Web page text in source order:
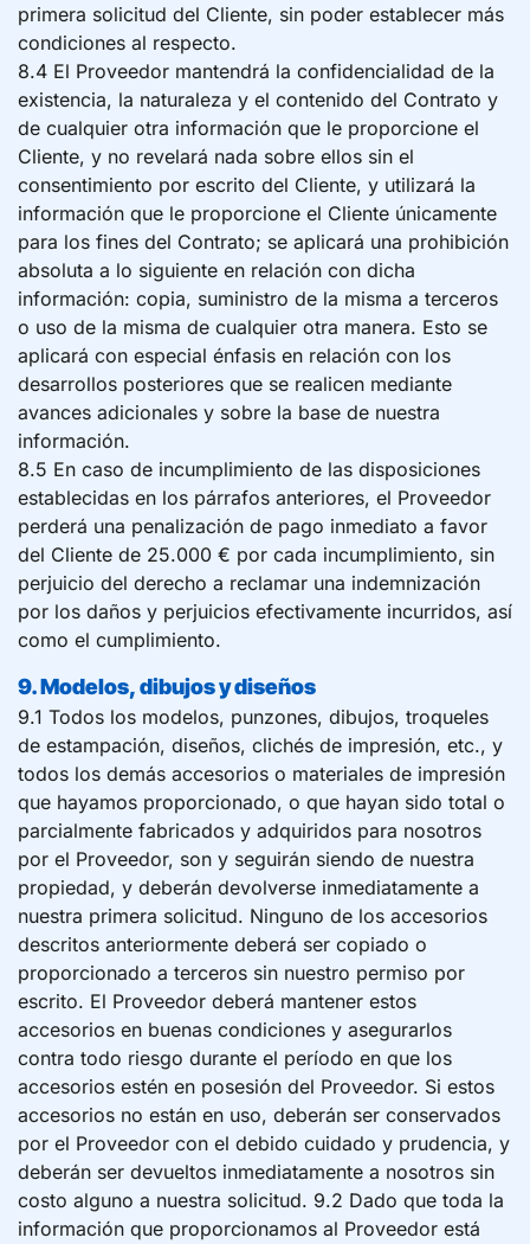
primera solicitud del Cliente, sin poder establecer más
condiciones al respecto.
8.4 El Proveedor mantendrá la confidencialidad de la
existencia, la naturaleza y el contenido del Contrato y
de cualquier otra información que le proporcione el
Cliente, y no revelará nada sobre ellos sin el
consentimiento por escrito del Cliente, y utilizará la
información que le proporcione el Cliente únicamente
para los fines del Contrato; se aplicará una prohibición
absoluta a lo siguiente en relación con dicha
información: copia, suministro de la misma a terceros
o uso de la misma de cualquier otra manera. Esto se
aplicará con especial énfasis en relación con los
desarrollos posteriores que se realicen mediante
avances adicionales y sobre la base de nuestra
información.
8.5 En caso de incumplimiento de las disposiciones
establecidas en los párrafos anteriores, el Proveedor
perderá una penalización de pago inmediato a favor
del Cliente de 25.000 € por cada incumplimiento, sin
perjuicio del derecho a reclamar una indemnización
por los daños y perjuicios efectivamente incurridos, así
como el cumplimiento.
9. Modelos, dibujos y diseños
9.1 Todos los modelos, punzones, dibujos, troqueles
de estampación, diseños, clichés de impresión, etc., y
todos los demás accesorios o materiales de impresión
que hayamos proporcionado, o que hayan sido total o
parcialmente fabricados y adquiridos para nosotros
por el Proveedor, son y seguirán siendo de nuestra
propiedad, y deberán devolverse inmediatamente a
nuestra primera solicitud. Ninguno de los accesorios
descritos anteriormente deberá ser copiado o
proporcionado a terceros sin nuestro permiso por
escrito. El Proveedor deberá mantener estos
accesorios en buenas condiciones y asegurarlos
contra todo riesgo durante el período en que los
accesorios estén en posesión del Proveedor. Si estos
accesorios no están en uso, deberán ser conservados
por el Proveedor con el debido cuidado y prudencia, y
deberán ser devueltos inmediatamente a nosotros sin
costo alguno a nuestra solicitud. 9.2 Dado que toda la
información que proporcionamos al Proveedor está